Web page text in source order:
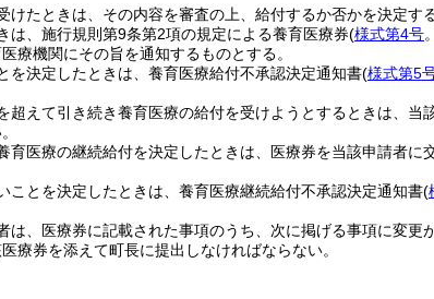
けたときは、その内容を審査の上、給付するか否かを決定す
は、施行規則第9条第2項の規定による養育医療券(様式第4号
療機関にその旨を通知するものとする。
を決定したときは、養育医療給付不承認決定通知書(様式第5
超えて引き続き養育医療の給付を受けようとするときは、
育医療の継続給付を決定したときは、医療券を当該申請者
ことを決定したときは、養育医療継続給付不承認決定通知書(
は、医療券に記載された事項のうち、次に掲げる事項に変更
療券を添えて町長に提出しなければならない。